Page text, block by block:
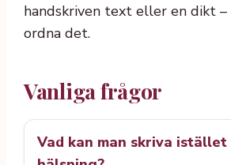
handskriven text eller en dikt –
ordna det.
Vanliga frågor
Vad kan man skriva